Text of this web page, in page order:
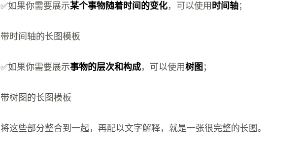
✅如果你需要展示某个事物随着时间的变化，可以使用 时间轴；
带时间轴的长图模板
✅如果你需要展示事物的层次和构成，可以使用树图 ；
带树图的长图模板
将这些部分整合到一起，再配以文字解释，就是一张很完整的长图。